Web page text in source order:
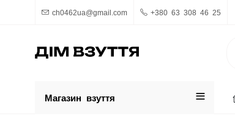
ch0462ua@gmail.com +380 63 308 46 25
Магазин взуття